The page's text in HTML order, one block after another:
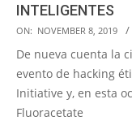
INTELIGENTES
2019-
11-
ON: NOVEMBER 8, 2019
De nueva cuenta la
evento de hacking
Initiative y, en esta
Fluoracetate